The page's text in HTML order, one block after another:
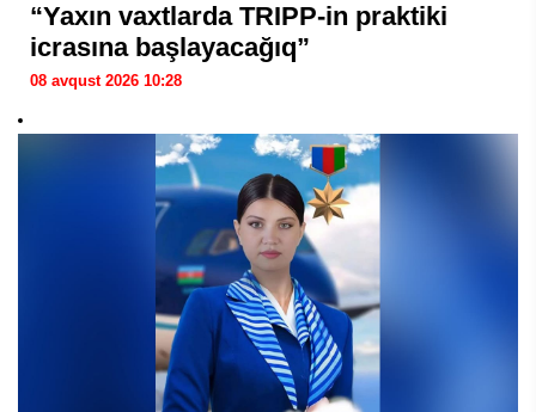
“Yaxın vaxtlarda TRIPP-in praktiki
icrasına başlayacağıq”
08 avqust 2026 10:28